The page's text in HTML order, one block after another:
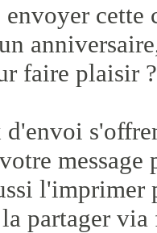
envoyer
faire plaisir ?
partager